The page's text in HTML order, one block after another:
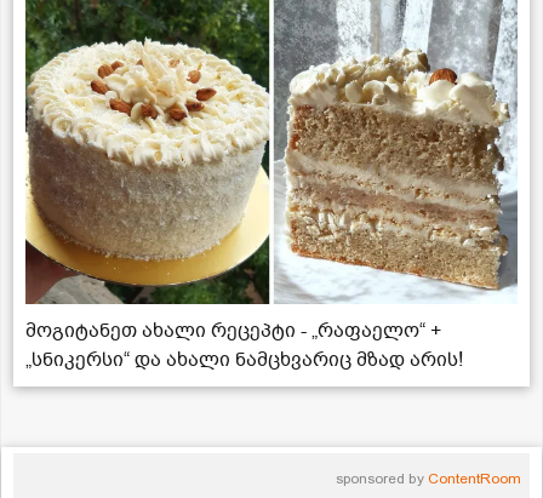
მოგიტანეთ ახალი რეცეპტი - „რაფაელო“ +
„სნიკერსი“ და ახალი ნამცხვარიც მზად არის!
sponsored by ContentRoom